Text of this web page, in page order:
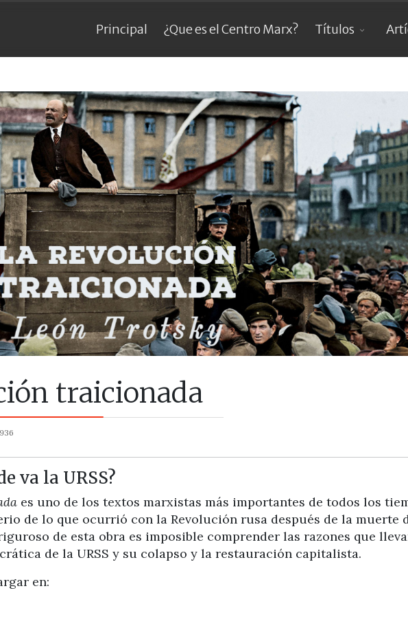
Principal ¿Que es el Centro Marx? Títulos
traicionada
va la URSS?
es uno de los textos marxistas más importantes de todos los
de lo que ocurrió con la Revolución rusa después de la muerte
de esta obra es imposible comprender las razones que
de la URSS y su colapso y la restauración capitalista.
en: